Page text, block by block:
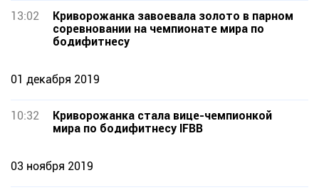
13:02
Криворожанка завоевала золото в парном
соревновании на чемпионате мира по
бодифитнесу
01 декабря 2019
10:32
Криворожанка стала вице-чемпионкой
мира по бодифитнесу IFBB
03 ноября 2019